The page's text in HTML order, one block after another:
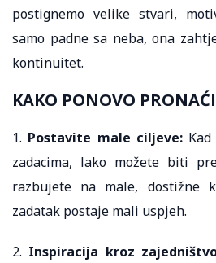
postignemo velike stvari,
samo padne sa neba, ona
kontinuitet.
KAKO PONOVO
1. Postavite male ciljeve:Kad
zadacima, lako možete biti
razbujete na male, dostižne
zadatak postaje mali uspjeh.
2. Inspiracija kroz